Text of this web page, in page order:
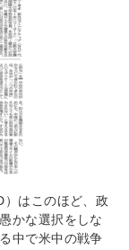
）はこのほど、政
かな選択をしな
中で米中の戦争